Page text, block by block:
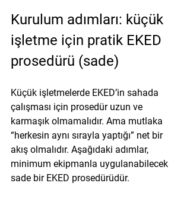
Kurulum adımları: küçük
işletme için pratik EKED
prosedürü (sade)
Küçük işletmelerde EKED’in sahada
çalışması için prosedür uzun ve
karmaşık olmamalıdır. Ama mutlaka
“herkesin aynı sırayla yaptığı” net bir
akış olmalıdır. Aşağıdaki adımlar,
minimum ekipmanla uygulanabilecek
sade bir EKED prosedürüdür.